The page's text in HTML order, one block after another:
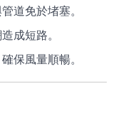
道免於堵塞。
成短路。
確保風量順暢。